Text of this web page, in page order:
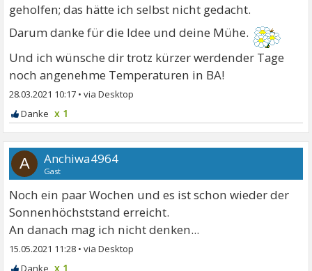
geholfen; das hätte ich selbst nicht gedacht.
Darum danke für die Idee und deine Mühe.
Und ich wünsche dir trotz kürzer werdender Tage
noch angenehme Temperaturen in BA!
28.03.2021 10:17 •
x 1
A Anchiwa4964
Gast
Noch ein paar Wochen und es ist schon wieder der
Sonnenhöchststand erreicht.
An danach mag ich nicht denken...
15.05.2021 11:28 •
x 1